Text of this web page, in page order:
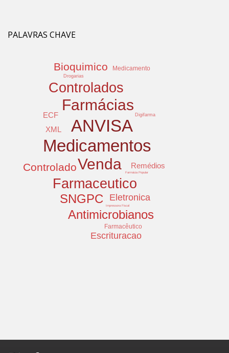
PALAVRAS CHAVE
Medicamentos
ANVISA
Venda
Farmácias
Farmaceutico
Controlados
SNGPC
Antimicrobianos
Controlado
Bioquimico
Eletronica
Escrituracao
XML
ECF
Remédios
Medicamento
Farmacêutico
Digifarma
Drogarias
Farmácia Popular
Impressora Fiscal